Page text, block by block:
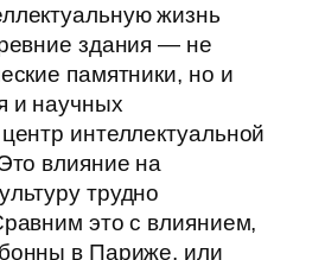
жизнь
здания — не
памятники, но и
и научных
интеллектуальной
влияние на
трудно
это с влиянием,
в Париже, или